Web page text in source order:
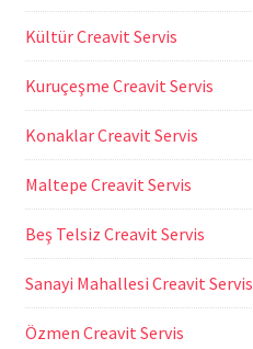
Kültür Creavit Servis
Kuruçeşme Creavit Servis
Konaklar Creavit Servis
Maltepe Creavit Servis
Beş Telsiz Creavit Servis
Sanayi Mahallesi Creavit Servis
Özmen Creavit Servis